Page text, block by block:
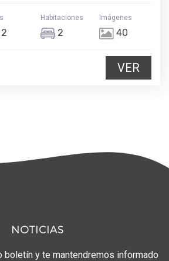
2
Habitaciones
2
Imágenes
40
VER
NOTICIAS
boletín y te mantendremos informado